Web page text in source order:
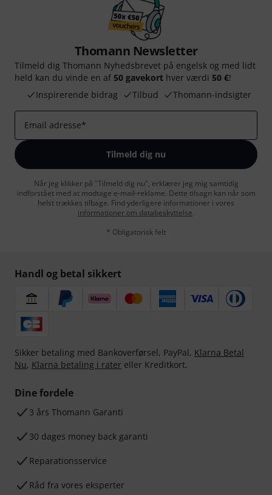
Thomann Newsletter
Tilmeld dig Thomann Nyhedsbrevet på engelsk og med lidt
held kan du vinde en af 50 gavekort hver værdi 50 €!
Inspirerende bidrag
Tilbud Thomann-indsigter
Email adresse*
Tilmeld dig nu
Når jeg klikker på "Tilmeld dig nu", erklærer jeg mig samtidig
indforstået med at modtage e-mail-reklame. Dette tilsagn kan når som
helst trækkes tilbage. Find yderligere informationer i vores
informationer om databeskyttelse.
* Obligatorisk felt
Handl og betal sikkert
Sikker betaling med Bankoverførsel, PayPal, Klarna Betal
Nu, Klarna betaling i rater eller Kreditkort.
Dine fordele
3 års Thomann Garanti
30 dages money back garanti
Reparationsservice
Råd fra vores eksperter